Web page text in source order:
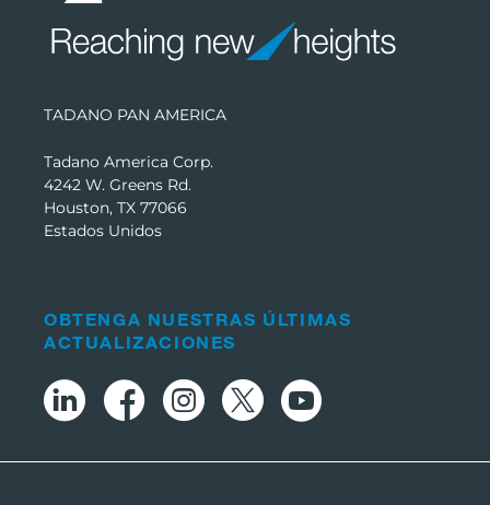
TADANO PAN AMERICA
Tadano America Corp.
4242 W. Greens Rd.
Houston, TX 77066
Estados Unidos
OBTENGA NUESTRAS ÚLTIMAS
ACTUALIZACIONES